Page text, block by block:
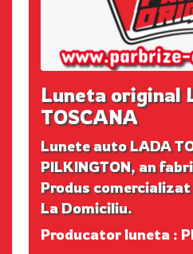
Luneta original
TOSCANA
Lunete auto LADA
PILKINGTON, an
Produs
La Domiciliu.
Producator luneta :